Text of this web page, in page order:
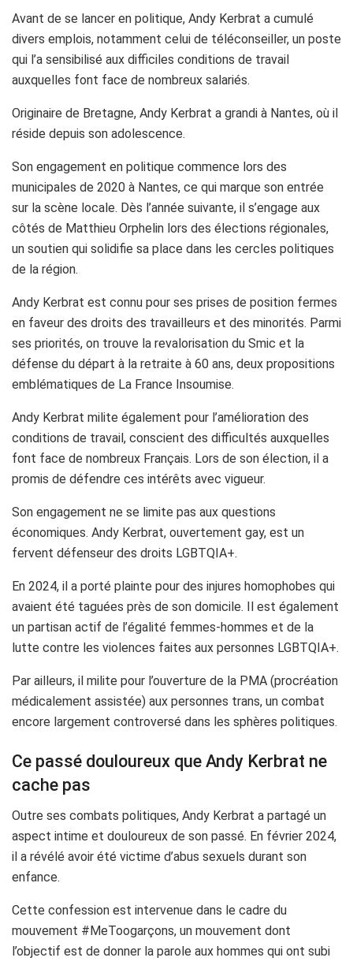
Avant de se lancer en politique, Andy Kerbrat a cumulé
divers emplois, notamment celui de téléconseiller, un poste
qui l’a sensibilisé aux difficiles conditions de travail
auxquelles font face de nombreux salariés.
Originaire de Bretagne, Andy Kerbrat a grandi à Nantes, où il
réside depuis son adolescence.
Son engagement en politique commence lors des
municipales de 2020 à Nantes, ce qui marque son entrée
sur la scène locale. Dès l’année suivante, il s’engage aux
côtés de Matthieu Orphelin lors des élections régionales,
un soutien qui solidifie sa place dans les cercles politiques
de la région.
Andy Kerbrat est connu pour ses prises de position fermes
en faveur des droits des travailleurs et des minorités. Parmi
ses priorités, on trouve la revalorisation du Smic et la
défense du départ à la retraite à 60 ans, deux propositions
emblématiques de La France Insoumise.
Andy Kerbrat milite également pour l’amélioration des
conditions de travail, conscient des difficultés auxquelles
font face de nombreux Français. Lors de son élection, il a
promis de défendre ces intérêts avec vigueur.
Son engagement ne se limite pas aux questions
économiques. Andy Kerbrat, ouvertement gay, est un
fervent défenseur des droits LGBTQIA+.
En 2024, il a porté plainte pour des injures homophobes qui
avaient été taguées près de son domicile. Il est également
un partisan actif de l’égalité femmes-hommes et de la
lutte contre les violences faites aux personnes LGBTQIA+.
Par ailleurs, il milite pour l’ouverture de la PMA (procréation
médicalement assistée) aux personnes trans, un combat
encore largement controversé dans les sphères politiques.
Ce passé douloureux que Andy Kerbrat ne
cache pas
Outre ses combats politiques, Andy Kerbrat a partagé un
aspect intime et douloureux de son passé. En février 2024,
il a révélé avoir été victime d’abus sexuels durant son
enfance.
Cette confession est intervenue dans le cadre du
mouvement #MeToogarçons, un mouvement dont
l’objectif est de donner la parole aux hommes qui ont subi